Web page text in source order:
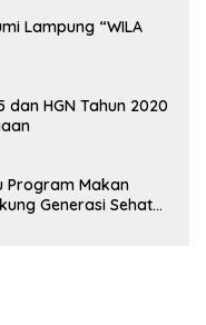
Lampung “WILA
dan HGN Tahun 2020
Program Makan
Generasi Sehat